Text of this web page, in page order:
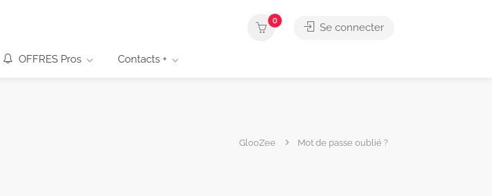
OFFRES Pros Contacts +
0
Se connecter
GlooZee Mot de passe oublié ?